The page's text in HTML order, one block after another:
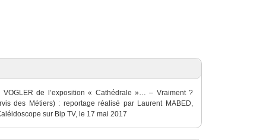
VOGLER de l’exposition « Cathédrale »… – Vraiment ?
des Métiers) : reportage réalisé par Laurent MABED,
sur Bip TV, le 17 mai 2017